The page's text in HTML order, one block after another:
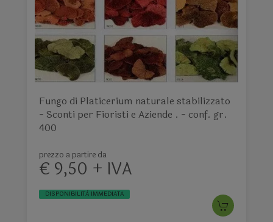
Fungo di Platicerium naturale stabilizzato
- Sconti per Fioristi e Aziende . - conf. gr.
400
prezzo a partire da
€ 9,50 + IVA
DISPONIBILITÀ IMMEDIATA